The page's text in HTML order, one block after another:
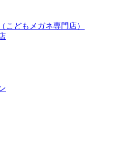
（こどもメガネ専門店）